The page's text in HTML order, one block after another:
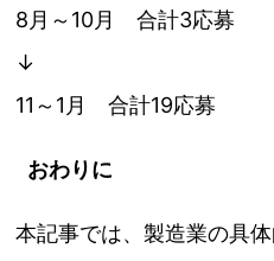
8月～10月 合計3応募
↓
11～1月 合計19応募
おわりに
本記事では、製造業の具